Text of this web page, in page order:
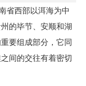
省西部以洱海为中
的毕节、安顺和湖
要组成部分，它同
间的交往有着密切